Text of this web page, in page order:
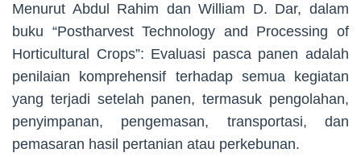
Menurut Abdul Rahim dan William D. Dar, dalam
buku “Postharvest Technology and Processing of
Horticultural Crops”: Evaluasi pasca panen adalah
penilaian komprehensif terhadap semua kegiatan
yang terjadi setelah panen, termasuk pengolahan,
penyimpanan, pengemasan, transportasi, dan
pemasaran hasil pertanian atau perkebunan.